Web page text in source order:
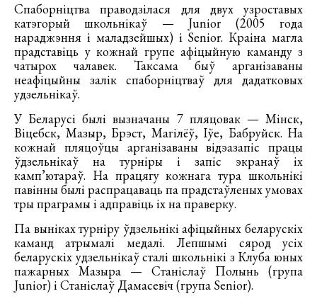
Спаборніцтва праводзілася для двух узроставых
катэгорый школьнікаў — Junior (2005 года
нараджэння і маладзейшых) і Senior. Краіна магла
прадставіць у кожнай групе афіцыйную каманду з
чатырох чалавек. Таксама быў арганізаваны
неафіцыйны залік спаборніцтваў для дадатковых
удзельнікаў.
У Беларусі былі вызначаны 7 пляцовак — Мінск,
Віцебск, Мазыр, Брэст, Магілёў, Іўе, Бабруйск. На
кожнай пляцоўцы арганізаваны відэазапіс працы
ўдзельнікаў на турніры і запіс экранаў іх
камп’ютараў. На працягу кожнага тура школьнікі
павінны былі распрацаваць па прадстаўленых умовах
тры праграмы і адправіць іх на праверку.
Па выніках турніру ўдзельнікі афіцыйных беларускіх
каманд атрымалі медалі. Лепшымі сярод усіх
беларускіх удзельнікаў сталі школьнікі з Клуба юных
пажарных Мазыра — Станіслаў Полынь (група
Junior) і Станіслаў Дамасевіч (група Senior).